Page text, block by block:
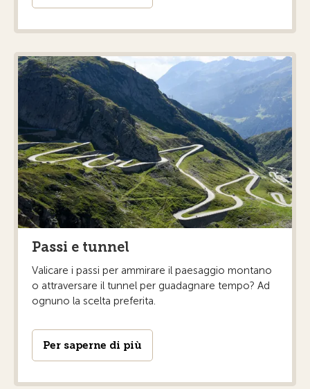
Passi e tunnel
Valicare i passi per ammirare il paesaggio montano
o attraversare il tunnel per guadagnare tempo? Ad
ognuno la scelta preferita.
Per saperne di più